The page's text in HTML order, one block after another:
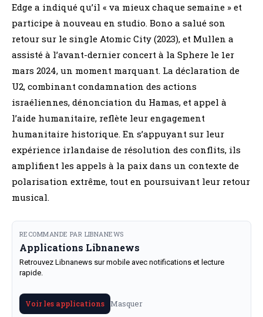
Edge a indiqué qu’il « va mieux chaque semaine » et
participe à nouveau en studio. Bono a salué son
retour sur le single Atomic City (2023), et Mullen a
assisté à l’avant-dernier concert à la Sphere le 1er
mars 2024, un moment marquant. La déclaration de
U2, combinant condamnation des actions
israéliennes, dénonciation du Hamas, et appel à
l’aide humanitaire, reflète leur engagement
humanitaire historique. En s’appuyant sur leur
expérience irlandaise de résolution des conflits, ils
amplifient les appels à la paix dans un contexte de
polarisation extrême, tout en poursuivant leur retour
musical.
RECOMMANDE PAR LIBNANEWS
Applications Libnanews
Retrouvez Libnanews sur mobile avec notifications et lecture
rapide.
Voir les applications Masquer